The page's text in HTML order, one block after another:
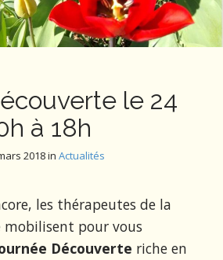
le 24
à 18h
2018in Actualités
les thérapeutes de la
mobilisent pour vous
Découverte riche en